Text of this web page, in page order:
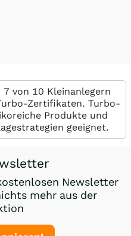
von 10 Kleinanlegern
Zertifikaten. Turbo-
Produkte und
geeignet.
Newsletter
mehr aus der